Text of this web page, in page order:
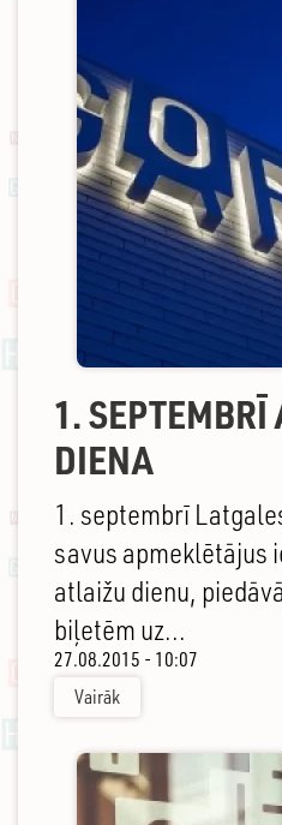
1. SEPTEMBRĪ
DIENA
1. septembrī
savus apmeklētājus
atlaižu dienu,
biļetēm uz...
27.08.2015 - 10:07
Vairāk